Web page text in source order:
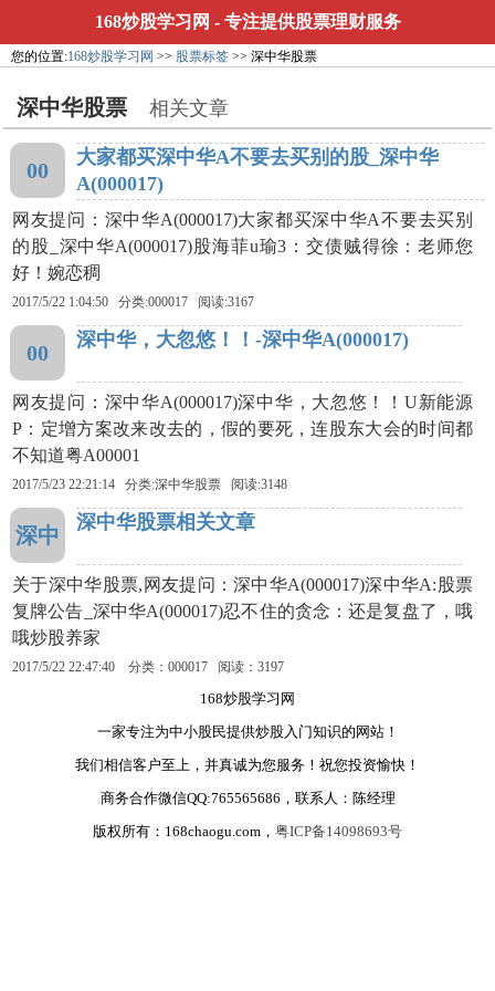
168炒股学习网 - 专注提供股票理财服务
您的位置:168炒股学习网 >> 股票标签 >> 深中华股票
深中华股票 相关文章
00
大家都买深中华A不要去买别的股_深中华
A(000017)
网友提问：深中华A(000017)大家都买深中华A不要去买别
的股_深中华A(000017)股海菲u瑜3：交债贼得徐：老师您
好！婉恋稠
2017/5/22 1:04:50 分类:000017 阅读:3167
00
深中华，大忽悠！！-深中华A(000017)
网友提问：深中华A(000017)深中华，大忽悠！！U新能源
P：定增方案改来改去的，假的要死，连股东大会的时间都
不知道粤A00001
2017/5/23 22:21:14 分类:深中华股票 阅读:3148
深中
深中华股票相关文章
关于深中华股票,网友提问：深中华A(000017)深中华A:股票
复牌公告_深中华A(000017)忍不住的贪念：还是复盘了，哦
哦炒股养家
2017/5/22 22:47:40 分类：000017 阅读：3197
168炒股学习网
一家专注为中小股民提供炒股入门知识的网站！
我们相信客户至上，并真诚为您服务！祝您投资愉快！
商务合作微信QQ:765565686，联系人：陈经理
版权所有：168chaogu.com， 粤ICP备14098693号